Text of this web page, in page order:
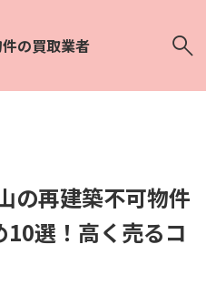
の買取業者
の再建築不可物件
選！高く売るコ